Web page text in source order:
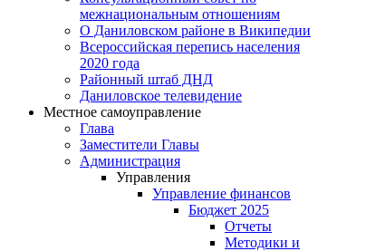
межнациональным отношениям
О Даниловском районе в Википедии
Всероссийская перепись населения
2020 года
Районный штаб ДНД
Даниловское телевидение
Местное самоуправление
Глава
Заместители Главы
Администрация
Управления
Управление финансов
Бюджет 2025
Отчеты
Методики и